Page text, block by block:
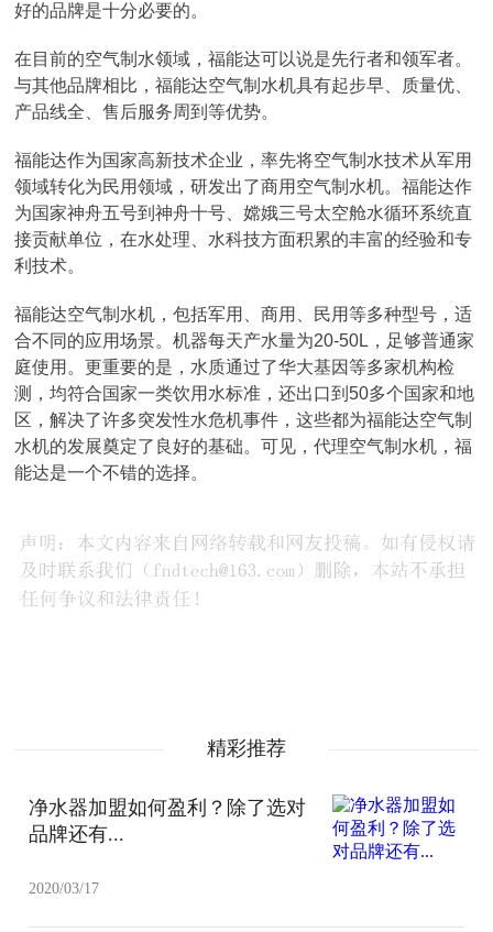
好的品牌是十分必要的。
在目前的空气制水领域，福能达可以说是先行者和领军者。
与其他品牌相比，福能达空气制水机具有起步早、质量优、
产品线全、售后服务周到等优势。
福能达作为国家高新技术企业，率先将空气制水技术从军用
领域转化为民用领域，研发出了商用空气制水机。福能达作
为国家神舟五号到神舟十号、嫦娥三号太空舱水循环系统直
接贡献单位，在水处理、水科技方面积累的丰富的经验和专
利技术。
福能达空气制水机，包括军用、商用、民用等多种型号，适
合不同的应用场景。机器每天产水量为20-50L，足够普通家
庭使用。更重要的是，水质通过了华大基因等多家机构检
测，均符合国家一类饮用水标准，还出口到50多个国家和地
区，解决了许多突发性水危机事件，这些都为福能达空气制
水机的发展奠定了良好的基础。可见，代理空气制水机，福
能达是一个不错的选择。
精彩推荐
净水器加盟如何盈利？除了选对
品牌还有...
2020/03/17